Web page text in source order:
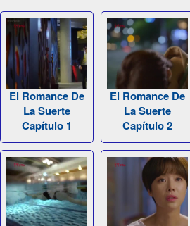
El Romance De
La Suerte
Capítulo 1
El Romance De
La Suerte
Capítulo 2